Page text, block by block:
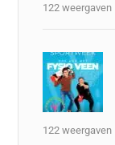
122 weergaven
122 weergaven